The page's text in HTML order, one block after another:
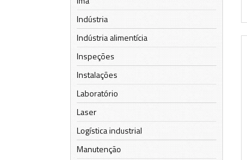
Indústria
Indústria alimentícia
Inspeções
Instalações
Laboratório
Laser
Logística industrial
Manutenção